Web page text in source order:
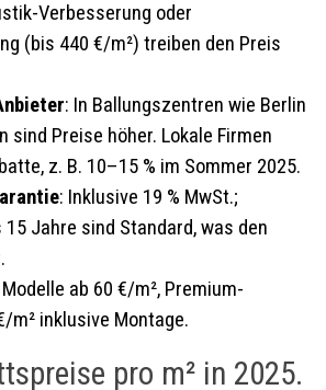
Verbesserung oder
(bis 440 €/m²) treiben den Preis
: In Ballungszentren wie Berlin
sind Preise höher. Lokale Firmen
z. B. 10–15 % im Sommer 2025.
: Inklusive 19 % MwSt.;
15 Jahre sind Standard, was den
ab 60 €/m², Premium-
m² inklusive Montage.
pro m² in 2025.